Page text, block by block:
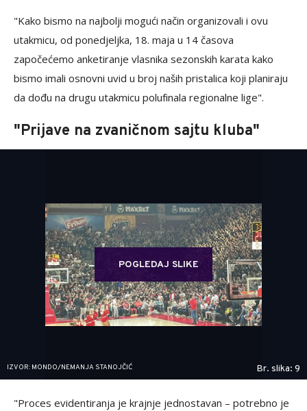
"Kako bismo na najbolji mogući način organizovali i ovu
utakmicu, od ponedjeljka, 18. maja u 14 časova
započećemo anketiranje vlasnika sezonskih karata kako
bismo imali osnovni uvid u broj naših pristalica koji planiraju
da dođu na drugu utakmicu polufinala regionalne lige".
"Prijave na zvaničnom sajtu kluba"
POGLEDAJ SLIKE
IZVOR: MONDO/NEMANJA STANOJČIĆ Br. slika: 9
"Proces evidentiranja je krajnje jednostavan – potrebno je